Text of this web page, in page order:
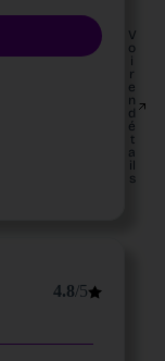
V
o
i
r
e
n
d
é
t
a
il
s
4.8/5